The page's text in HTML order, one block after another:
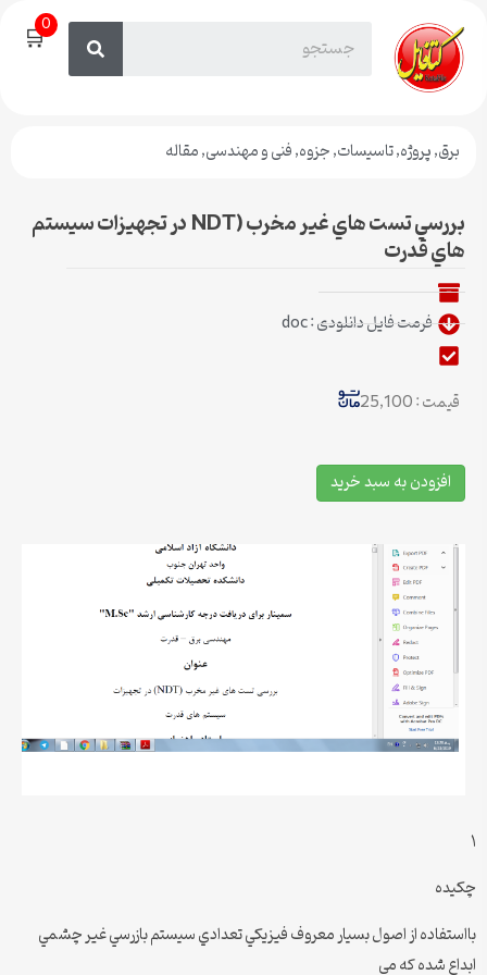
🛒0
برق,پروژه,تاسیسات,جزوه,فنی و مهندسی,مقاله
بررسي تست هاي غير مخرب (NDT در تجهیزات سيستم
هاي قدرت
فرمت فایل دانلودی : doc
قیمت : 25,100
افزودن به سبد خرید
١
چكيده
بااستفاده از اصول بسيار معروف فيزيكي تعدادي سيستم بازرسي غير چشمي
ابداع شده كه مي